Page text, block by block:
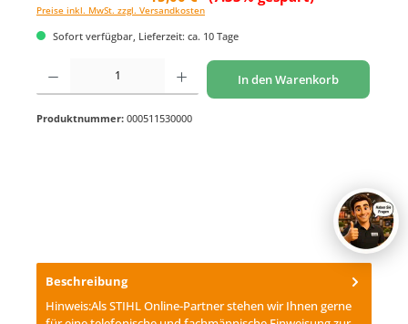
Preise inkl. MwSt. zzgl. Versandkosten
Sofort verfügbar, Lieferzeit: ca. 10 Tage
Produkt Anzahl: Gib den gewünschten Wert ein oder benutze die Schaltflächen um
In den Warenkorb
Produktnummer: 000511530000
Beschreibung
Hinweis:Als STIHL Online-Partner stehen wir Ihnen gerne